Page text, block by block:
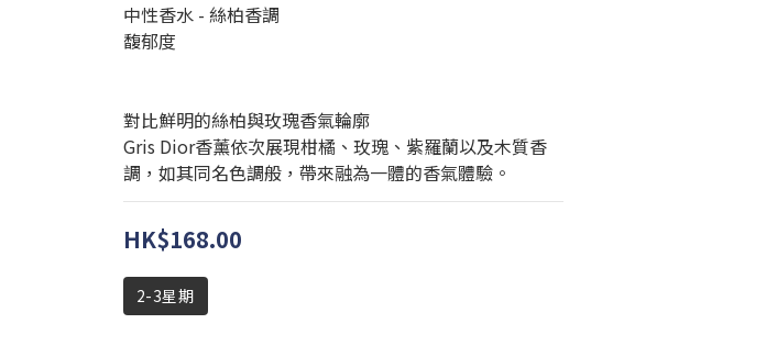
中性香水 - 絲柏香調
馥郁度
對比鮮明的絲柏與玫瑰香氣輪廓
Gris Dior香薰依次展現柑橘、玫瑰、紫羅蘭以及木質香
調，如其同名色調般，帶來融為一體的香氣體驗。​
HK$168.00
2-3星期